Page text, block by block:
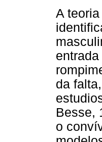
A
da
Besse,
o